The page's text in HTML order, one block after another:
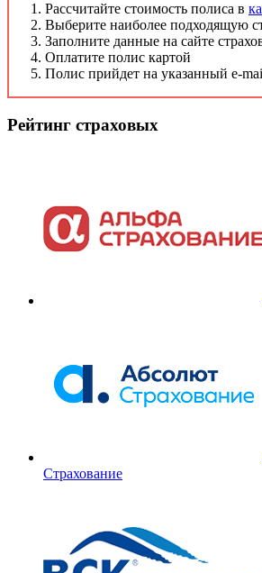
Рассчитайте стоимость полиса в
Выберите наиболее подходящую
Заполните данные на сайте
Оплатите полис картой
Полис прийдет на указанный e-
Рейтинг страховых
Страхование